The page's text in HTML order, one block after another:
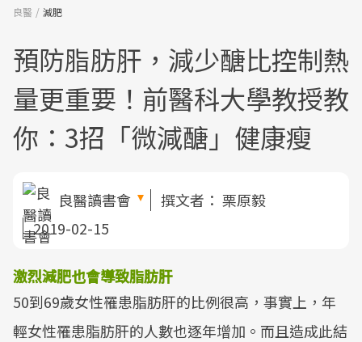
良醫 減肥
預防脂肪肝，減少醣比控制熱
量更重要！前醫科大學教授教
你：3招「微減醣」健康瘦
良醫讀書會 撰文者： 栗原毅
2019-02-15
激烈減肥也會導致脂肪肝
50到69歲女性罹患脂肪肝的比例很高，事實上，年
輕女性罹患脂肪肝的人數也逐年增加。而且造成此結